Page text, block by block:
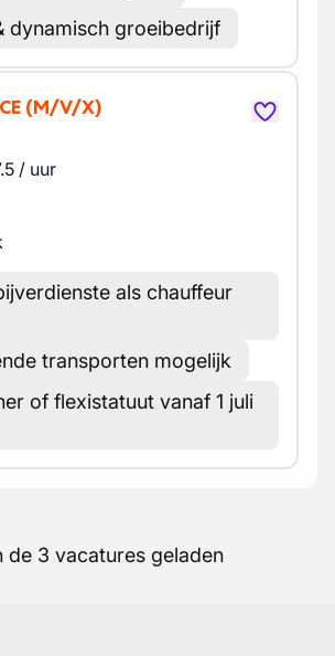
dynamisch groeibedrijf
(M/V/X)
/ uur
als chauffeur
transporten mogelijk
of flexistatuut vanaf 1 juli
de 3 vacatures geladen